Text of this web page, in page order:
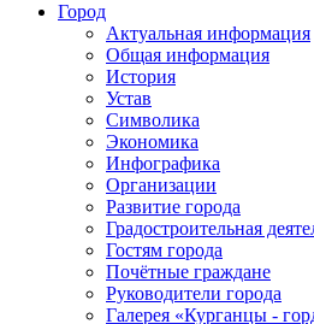
Город
Актуальная информация
Общая информация
История
Устав
Символика
Экономика
Инфографика
Организации
Развитие города
Градостроительная
Гостям города
Почётные граждане
Руководители города
Галерея «Курганцы -